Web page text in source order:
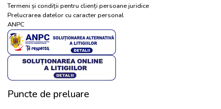
Termeni și condiții pentru clienți persoane juridice
Prelucrarea datelor cu caracter personal
ANPC
Puncte de preluare